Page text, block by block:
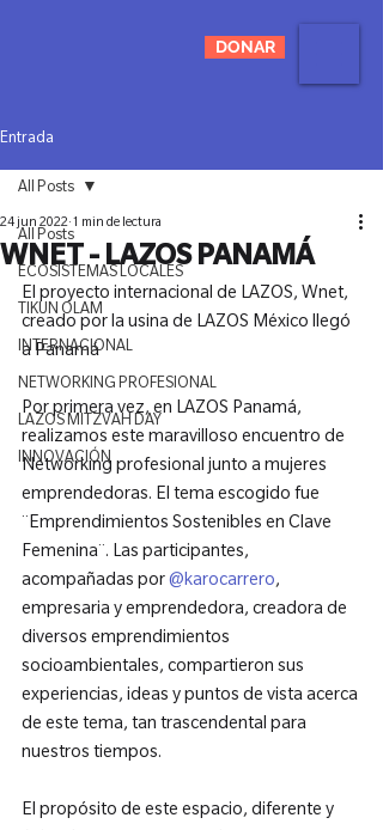
DONAR
Entrada
All Posts
ECOSISTEMAS LOCALES
TIKUN OLAM
INTERNACIONAL
NETWORKING PROFESIONAL
LAZOS MITZVAH DAY
INNOVACIÓN
All Posts
WNET - LAZOS PANAMÁ
24 jun 2022 1 min de lectura
El proyecto internacional de LAZOS, Wnet,
creado por la usina de LAZOS México llegó
a Panamá
Por primera vez, en LAZOS Panamá,
realizamos este maravilloso encuentro de
Networking profesional junto a mujeres
emprendedoras. El tema escogido fue
¨Emprendimientos Sostenibles en Clave
Femenina¨. Las participantes,
acompañadas por @karocarrero,
empresaria y emprendedora, creadora de
diversos emprendimientos
socioambientales, compartieron sus
experiencias, ideas y puntos de vista acerca
de este tema, tan trascendental para
nuestros tiempos.
El propósito de este espacio, diferente y